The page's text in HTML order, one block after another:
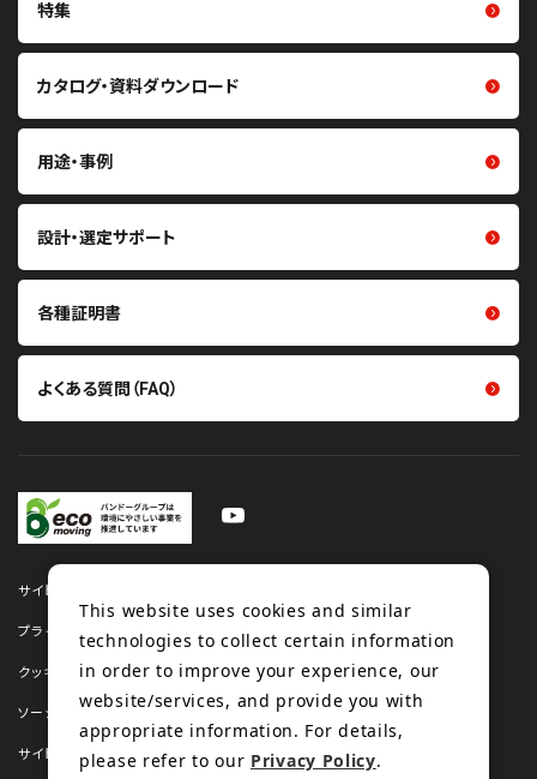
サイトマップ
プライバシーポリシー
クッキーポリシー
ソーシャルメディアポリシー
サイトのご利用について
ト・プーリ）
重量物搬送用コンベヤベルト・
張力計・センサ
クリーン化製品
熱マネジメント関連製品
特集
カタログ・資料ダウンロード
用途・事例
設計・選定サポート
各種証明書
よくある質問（FAQ）
This website uses cookies and similar
technologies to collect certain information
in order to improve your experience, our
website/services, and provide you with
appropriate information. For details,
please refer to our Privacy Policy.